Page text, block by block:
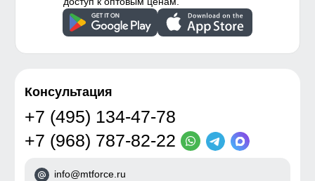
Консультация
+7 (495) 134-47-78
+7 (968) 787-82-22
info@mtforce.ru